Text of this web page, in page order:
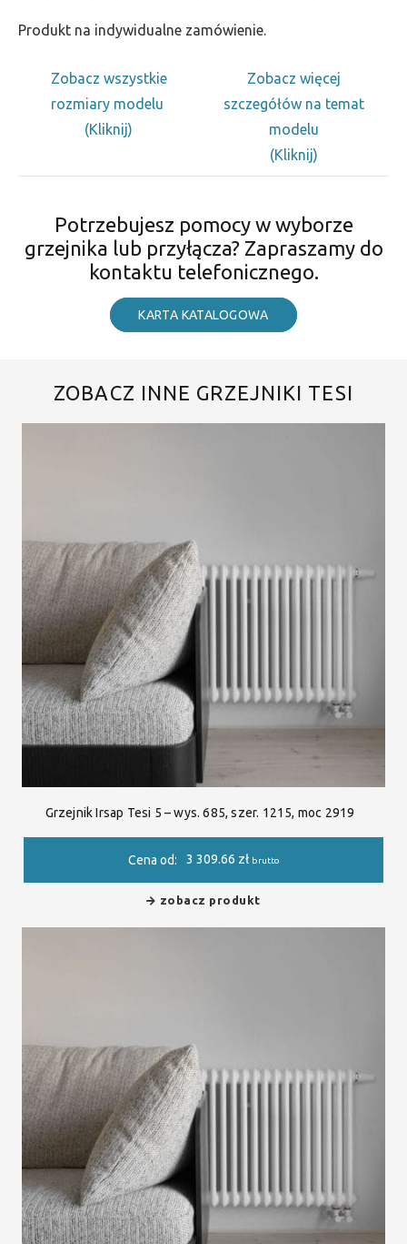
Produkt na indywidualne zamówienie.
Zobacz wszystkie
rozmiary modelu
(Kliknij)
Zobacz więcej
szczegółów na temat
modelu
(Kliknij)
Potrzebujesz pomocy w wyborze
grzejnika lub przyłącza? Zapraszamy do
kontaktu telefonicznego.
KARTA KATALOGOWA
ZOBACZ INNE GRZEJNIKI TESI
Grzejnik Irsap Tesi 5 – wys. 685, szer. 1215, moc 2919
Cena od: 3 309.66 zł brutto
zobacz produkt